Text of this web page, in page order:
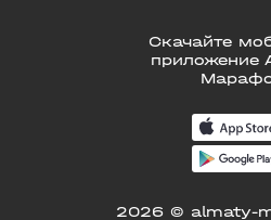
Скачайте
приложение
2026 © almaty-